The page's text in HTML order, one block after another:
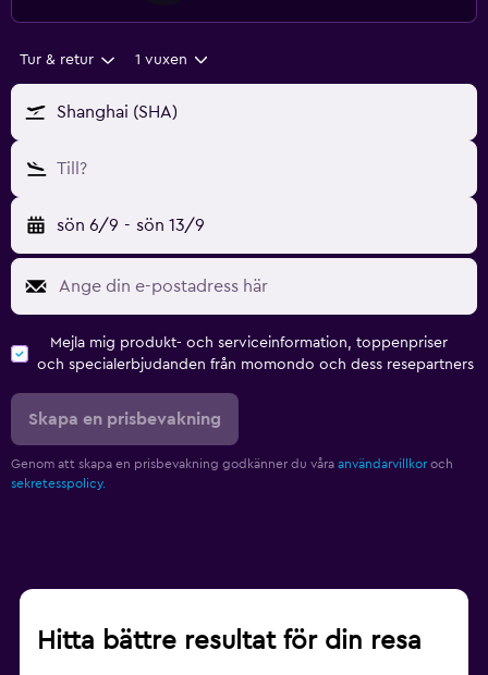
Tur & retur 1 vuxen
Shanghai (SHA)
Till?
sön 6/9 - sön 13/9
Mejla mig produkt- och serviceinformation, toppenpriser
och specialerbjudanden från momondo och dess resepartners
Skapa en prisbevakning
Genom att skapa en prisbevakning godkänner du våra användarvillkor och
sekretesspolicy.
Hitta bättre resultat för din resa